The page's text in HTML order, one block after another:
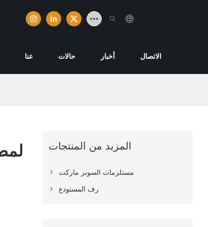
عنا حالات أخبار الاتصال
المزيد من المنتجات
مستلزمات السوبر ماركت
رف المستودع